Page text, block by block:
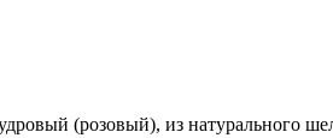
(розовый), из натурального